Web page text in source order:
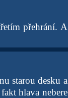
přehrání. A
starou desku a
hlava nebere